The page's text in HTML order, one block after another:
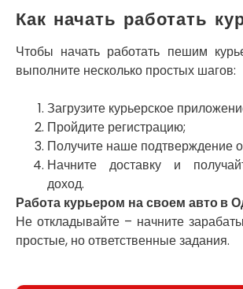
Как начать работать
Чтобы начать работать пешим
выполните несколько простых шагов:
Загрузите курьерское
Пройдите регистрацию;
Получите наше подтверждение
Начните доставку и
доход.
Работа курьером на своем авто в
Не откладывайте – начните
простые, но ответственные задания.
Святопетровское
Тальное
Тарасовка
Тернополь
Трусковец
Тульчин
Украинка
Умань
Ужгород
Васильков
Великие Лазы
Великий Омеляник
Винница